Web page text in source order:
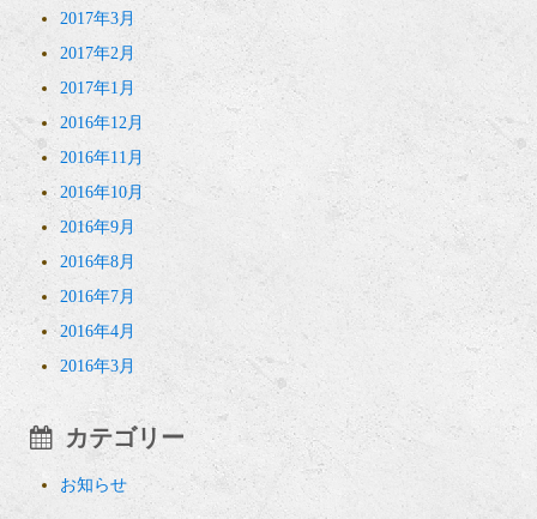
2017年3月
2017年2月
2017年1月
2016年12月
2016年11月
2016年10月
2016年9月
2016年8月
2016年7月
2016年4月
2016年3月
カテゴリー
お知らせ